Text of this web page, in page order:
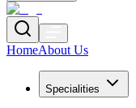
HomeAbout Us
Specialities